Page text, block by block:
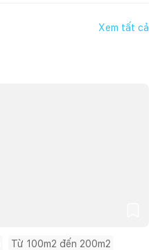
Xem tất cả
Từ 100m2 đến 200m2